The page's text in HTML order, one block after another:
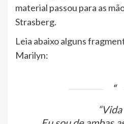
material passou para as
Strasberg.
Leia abaixo alguns
Marilyn: